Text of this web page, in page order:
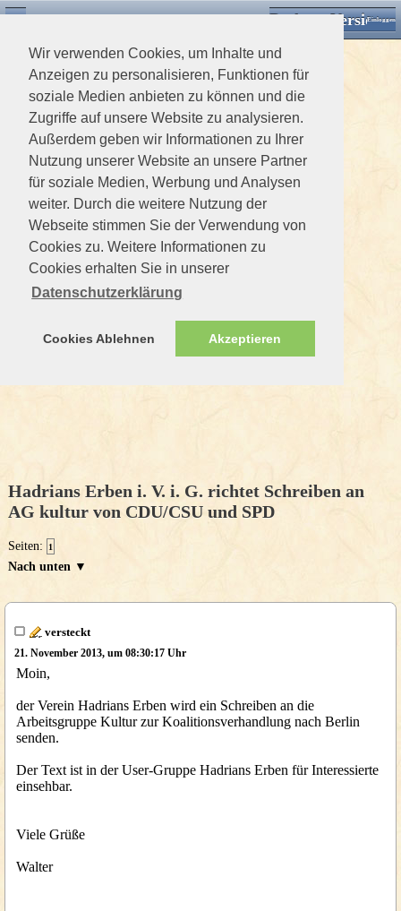
Wir verwenden Cookies, um Inhalte und
Anzeigen zu personalisieren, Funktionen für
soziale Medien anbieten zu können und die
Zugriffe auf unsere Website zu analysieren.
Außerdem geben wir Informationen zu Ihrer
Nutzung unserer Website an unsere Partner
für soziale Medien, Werbung und Analysen
weiter. Durch die weitere Nutzung der
Webseite stimmen Sie der Verwendung von
Cookies zu. Weitere Informationen zu
Cookies erhalten Sie in unserer
Datenschutzerklärung
Cookies Ablehnen Akzeptieren
Desktop VersionEinloggen
Hadrians Erben i. V. i. G. richtet Schreiben an
AG kultur von CDU/CSU und SPD
Seiten: 1
Nach unten ▼
versteckt
21. November 2013, um 08:30:17 Uhr
Moin,
der Verein Hadrians Erben wird ein Schreiben an die
Arbeitsgruppe Kultur zur Koalitionsverhandlung nach Berlin
senden.
Der Text ist in der User-Gruppe Hadrians Erben für Interessierte
einsehbar.
Viele Grüße
Walter